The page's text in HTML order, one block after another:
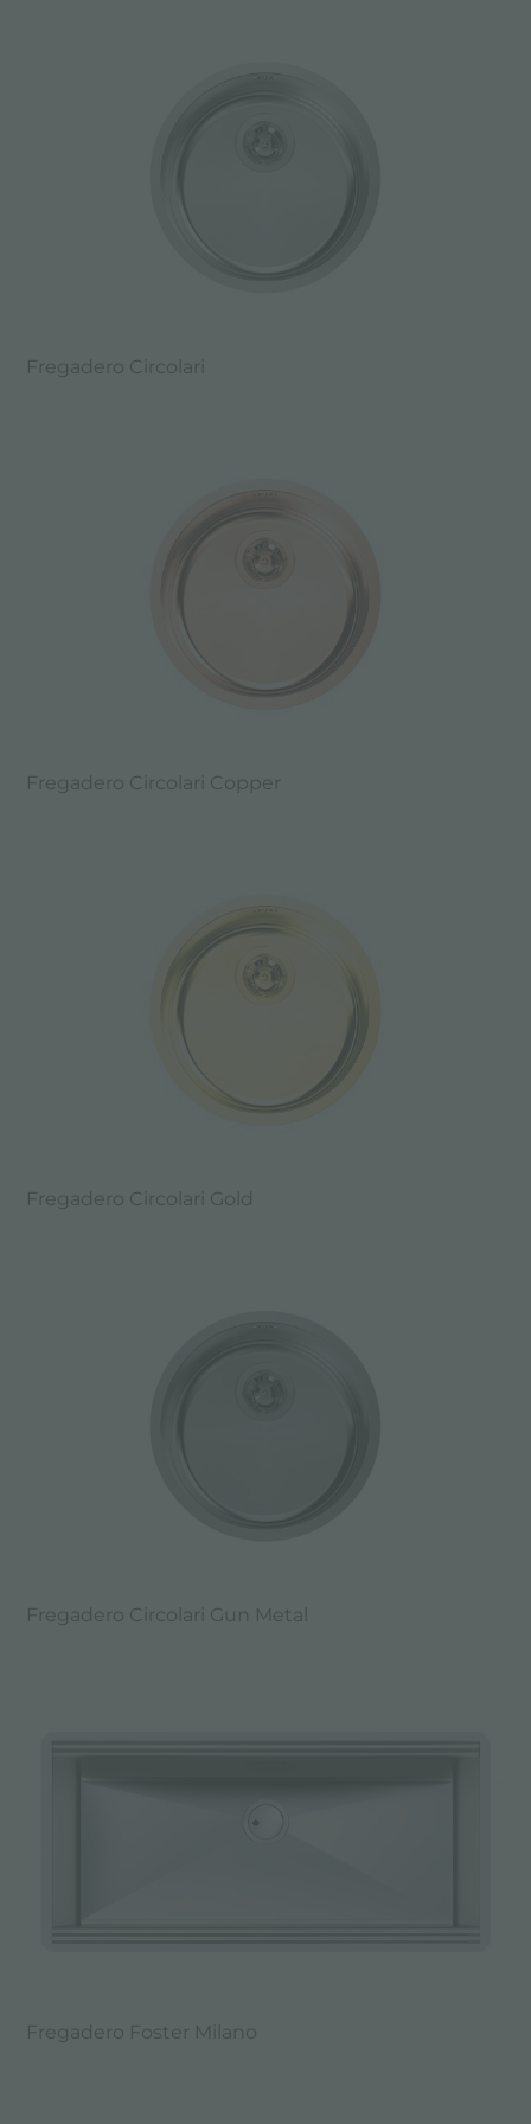
Fregadero Circolari
Fregadero Circolari Copper
Fregadero Circolari Gold
Fregadero Circolari Gun Metal
Fregadero Foster Milano